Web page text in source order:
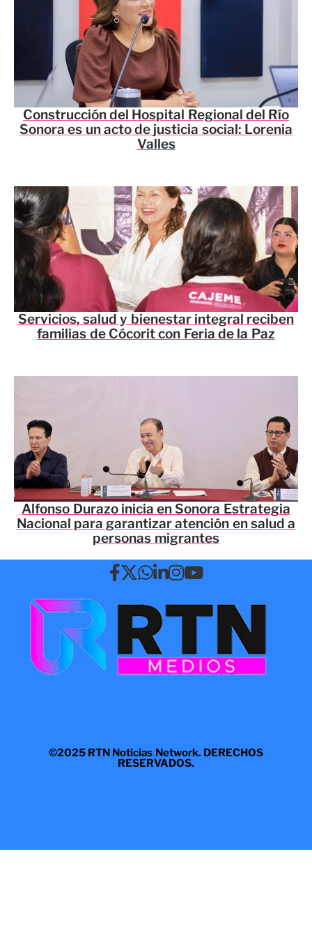
Construcción del Hospital Regional del Río
Sonora es un acto de justicia social: Lorenia
Valles
Servicios, salud y bienestar integral reciben
familias de Cócorit con Feria de la Paz
Alfonso Durazo inicia en Sonora Estrategia
Nacional para garantizar atención en salud a
personas migrantes
©2025 RTN Noticias Network. DERECHOS
RESERVADOS.